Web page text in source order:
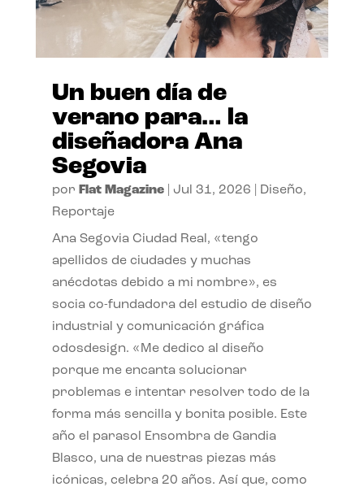
Un buen día de
verano para… la
diseñadora Ana
Segovia
por Flat Magazine| Jul 31, 2026 Diseño,
Reportaje
Ana Segovia Ciudad Real, «tengo
apellidos de ciudades y muchas
anécdotas debido a mi nombre», es
socia co-fundadora del estudio de diseño
industrial y comunicación gráfica
odosdesign. «Me dedico al diseño
porque me encanta solucionar
problemas e intentar resolver todo de la
forma más sencilla y bonita posible. Este
año el parasol Ensombra de Gandia
Blasco, una de nuestras piezas más
icónicas, celebra 20 años. Así que, como